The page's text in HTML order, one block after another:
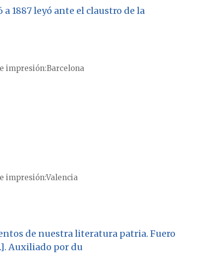
1887 leyó ante el claustro de la
impresión Barcelona
impresiónValencia
de nuestra literatura patria. Fuero
Auxiliado por du